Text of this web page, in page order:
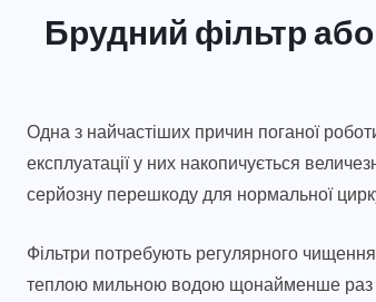
Брудний фільтр
Одна з найчастіших причин поганої
експлуатації у них накопичується
серйозну перешкоду для нормальної
Фільтри потребують регулярного
теплою мильною водою щонайменше раз